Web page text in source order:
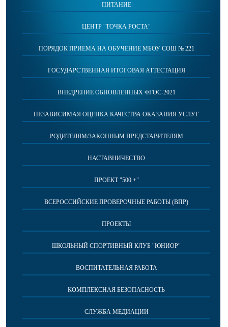
ПИТАНИЕ
ЦЕНТР "ТОЧКА РОСТА"
ПОРЯДОК ПРИЕМА НА ОБУЧЕНИЕ МБОУ СОШ № 221
ГОСУДАРСТВЕННАЯ ИТОГОВАЯ АТТЕСТАЦИЯ
ВНЕДРЕНИЕ ОБНОВЛЕННЫХ ФГОС-2021
НЕЗАВИСИМАЯ ОЦЕНКА КАЧЕСТВА ОКАЗАНИЯ УСЛУГ
РОДИТЕЛЯМ/ЗАКОННЫМ ПРЕДСТАВИТЕЛЯМ
НАСТАВНИЧЕСТВО
ПРОЕКТ "500 +"
ВСЕРОССИЙСКИЕ ПРОВЕРОЧНЫЕ РАБОТЫ (ВПР)
ПРОЕКТЫ
ШКОЛЬНЫЙ СПОРТИВНЫЙ КЛУБ "ЮНИОР"
ВОСПИТАТЕЛЬНАЯ РАБОТА
КОМПЛЕКСНАЯ БЕЗОПАСНОСТЬ
СЛУЖБА МЕДИАЦИИ